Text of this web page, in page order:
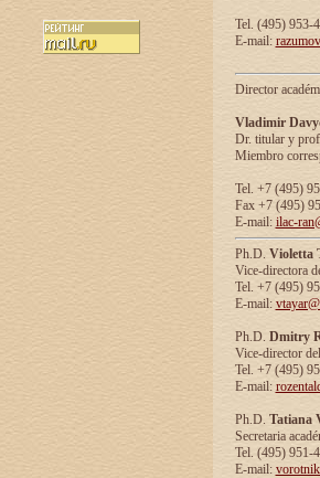
Tel. (495) 953-
E-mail:
Director
Vladimir
Dr. titular y
Miembro
Tel. +7 (495)
Fax +7 (495)
E-mail: ilac-
Ph.D. Violetta
Vice-directora
Tel. +7 (495)
E-mail:
Ph.D. Dmitry
Vice-director
Tel. +7 (495)
E-mail:
Ph.D. Tatiana
Secretaria
Tel. (495) 951-
E-mail: